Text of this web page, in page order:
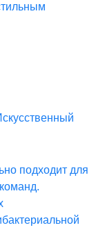
подходит для